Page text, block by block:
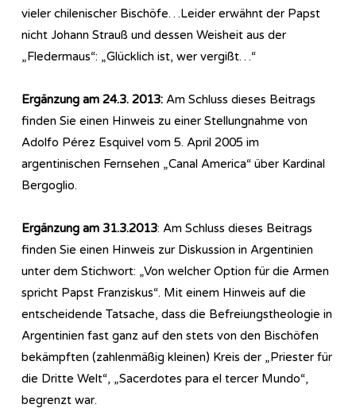
vieler chilenischer Bischöfe…Leider erwähnt der Papst
nicht Johann Strauß und dessen Weisheit aus der
„Fledermaus“: „Glücklich ist, wer vergißt…“
Ergänzung am 24.3. 2013: Am Schluss dieses Beitrags
finden Sie einen Hinweis zu einer Stellungnahme von
Adolfo Pérez Esquivel vom 5. April 2005 im
argentinischen Fernsehen „Canal America“ über Kardinal
Bergoglio.
Ergänzung am 31.3.2013: Am Schluss dieses Beitrags
finden Sie einen Hinweis zur Diskussion in Argentinien
unter dem Stichwort: „Von welcher Option für die Armen
spricht Papst Franziskus“. Mit einem Hinweis auf die
entscheidende Tatsache, dass die Befreiungstheologie in
Argentinien fast ganz auf den stets von den Bischöfen
bekämpften (zahlenmäßig kleinen) Kreis der „Priester für
die Dritte Welt“, „Sacerdotes para el tercer Mundo“,
begrenzt war.